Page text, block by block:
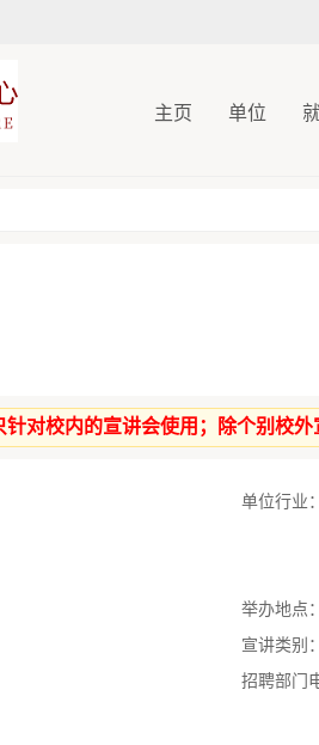
主页 单位
对校内的宣讲会使用；除个别校
单位行业：
举办地点：
宣讲类别：
招聘部门